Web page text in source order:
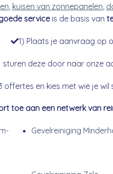
, kuisen van zonnepanelen,
serviceis de basis van
1) Plaats je aanvraag op
sturen deze door naar onze
en kies met wie je wil
toe aan een netwerk van
Gevelreiniging